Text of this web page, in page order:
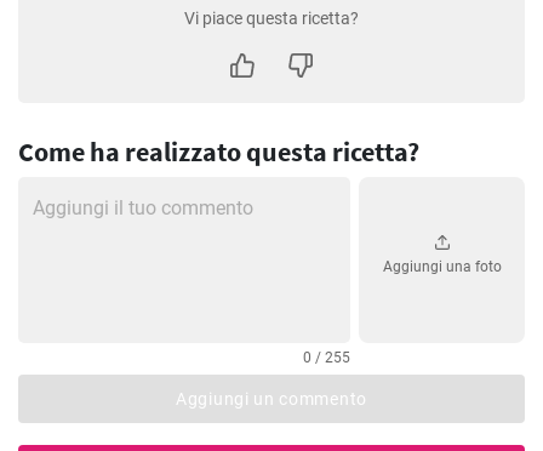
Vi piace questa ricetta?
Come ha realizzato questa ricetta?
0 / 255
Aggiungi una foto
Aggiungi un commento